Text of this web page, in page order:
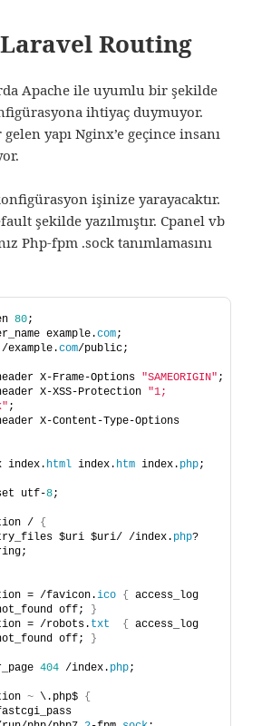
Routing
Apache ile uyumlu bir şekilde
ihtiyaç duymuyor.
yapı Nginx’e geçince insanı
işinize yarayacaktır.
şekilde yazılmıştır. Cpanel vb
Php-fpm .sock tanımlamasını
80;
example.
com;
example.
com/public;
X-Frame-Options
"SAMEORIGIN" ;
X-XSS-Protection
"1;
;
index.
html index. htm index. php;
utf-
8;
/
{
$uri $uri/ /index.
php?
= /favicon.
ico {
access_log
off;
}
= /robots.
txt {
access_log
off;
}
404 /index. php;
~ \.php$ {